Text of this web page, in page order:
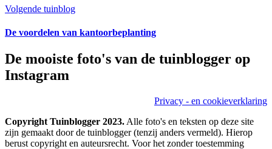
Volgende tuinblogNext
De voordelen van kantoorbeplanting
De mooiste foto's van de tuinblogger op
Instagram
Privacy - en cookieverklaring
Copyright Tuinblogger 2023. Alle foto's en teksten op deze site
zijn gemaakt door de tuinblogger (tenzij anders vermeld). Hierop
berust copyright en auteursrecht. Voor het zonder toestemming